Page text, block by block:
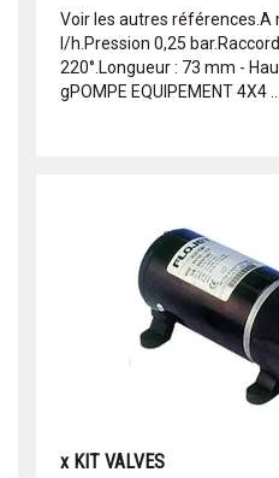
Voir les autres
l/h.Pression 0,25
220°.Longueur : 73 mm -
gPOMPE EQUIPEMENT 4X4 ...
x KIT VALVES